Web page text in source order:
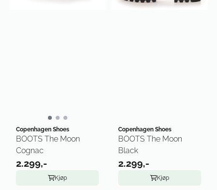
Copenhagen Shoes
BOOTS The Moon
Cognac
2.299,-
Kjøp
Copenhagen Shoes
BOOTS The Moon
Black
2.299,-
Kjøp